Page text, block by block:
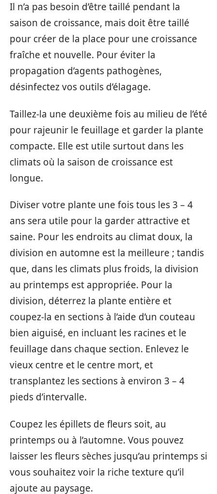
Il n’a pas besoin d’être taillé pendant la
saison de croissance, mais doit être taillé
pour créer de la place pour une croissance
fraîche et nouvelle. Pour éviter la
propagation d’agents pathogènes,
désinfectez vos outils d’élagage.
Taillez-la une deuxième fois au milieu de l’été
pour rajeunir le feuillage et garder la plante
compacte. Elle est utile surtout dans les
climats où la saison de croissance est
longue.
Diviser votre plante une fois tous les 3 – 4
ans sera utile pour la garder attractive et
saine. Pour les endroits au climat doux, la
division en automne est la meilleure ; tandis
que, dans les climats plus froids, la division
au printemps est appropriée. Pour la
division, déterrez la plante entière et
coupez-la en sections à l’aide d’un couteau
bien aiguisé, en incluant les racines et le
feuillage dans chaque section. Enlevez le
vieux centre et le centre mort, et
transplantez les sections à environ 3 – 4
pieds d’intervalle.
Coupez les épillets de fleurs soit, au
printemps ou à l’automne. Vous pouvez
laisser les fleurs sèches jusqu’au printemps si
vous souhaitez voir la riche texture qu’il
ajoute au paysage.